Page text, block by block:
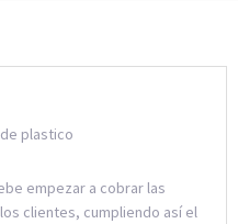
empezar a cobrar las
clientes, cumpliendo así el